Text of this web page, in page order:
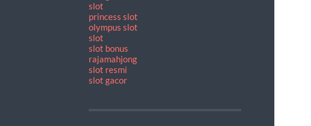
slot
princess slot
olympus slot
slot
slot bonus
rajamahjong
slot resmi
slot gacor